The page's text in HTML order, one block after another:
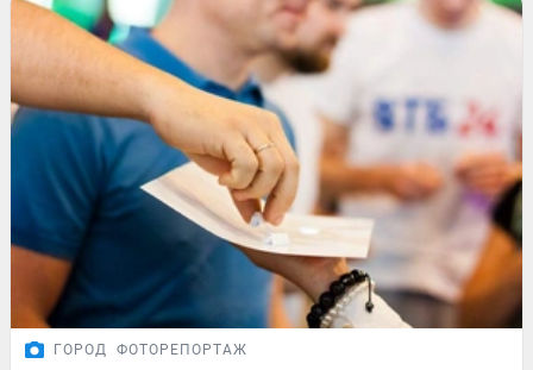
ГОРОД ФОТОРЕПОРТАЖ